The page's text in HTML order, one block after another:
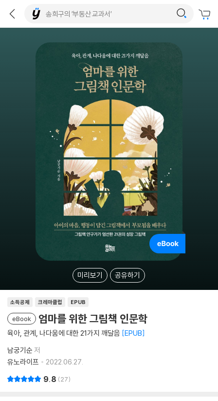
미리보기 공유하기
소득공제 크레마클럽 EPUB
eBook 엄마를 위한 그림책 인문학
육아, 관계, 나다움에 대한 21가지 깨달음 EPUB
남궁기순 저
유노라이프
2022.06.27.
9.8 27